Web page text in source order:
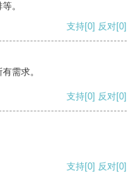
。
支持[0] 反对[0]
需求。
支持[0] 反对[0]
支持[0] 反对[0]